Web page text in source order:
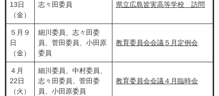
13日
（金）
志々田委員 県立広島皆実高等学校 訪問
５月９
日
（金）
細川委員、志々田委
員、菅田委員、小田原
委員
教育委員会会議５月定例会
４月
22日
（火）
細川委員、中村委員、
志々田委員、菅田委
員、小田原委員
教育委員会会議４月臨時会